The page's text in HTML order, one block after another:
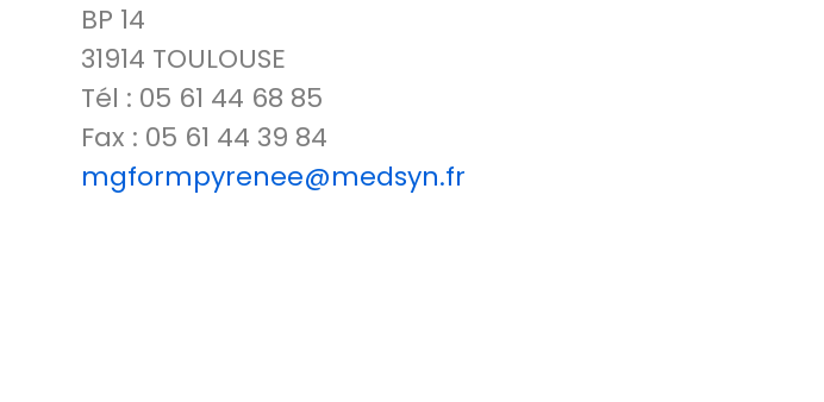
BP 14
31914 TOULOUSE
Tél : 05 61 44 68 85
Fax : 05 61 44 39 84
mgformpyrenee@medsyn.fr